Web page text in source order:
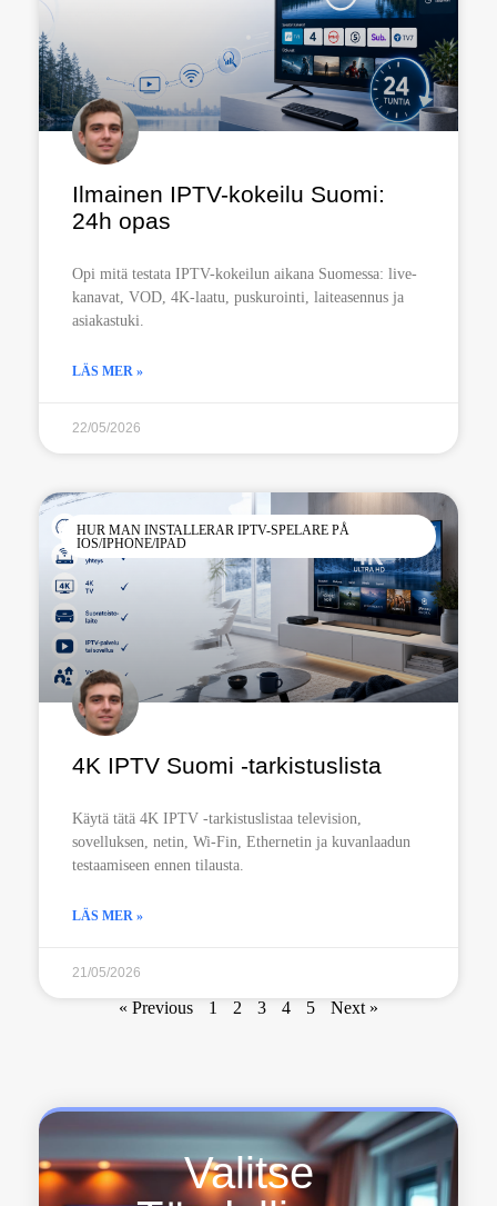
Ilmainen IPTV-kokeilu Suomi:
24h opas
Opi mitä testata IPTV-kokeilun aikana Suomessa: live-
kanavat, VOD, 4K-laatu, puskurointi, laiteasennus ja
asiakastuki.
LÄS MER »
22/05/2026
HUR MAN INSTALLERAR IPTV-SPELARE PÅ
IOS/IPHONE/IPAD
4K IPTV Suomi -tarkistuslista
Käytä tätä 4K IPTV -tarkistuslistaa television,
sovelluksen, netin, Wi-Fin, Ethernetin ja kuvanlaadun
testaamiseen ennen tilausta.
LÄS MER »
21/05/2026
« Previous 1 2 3 4 5 Next »
Valitse